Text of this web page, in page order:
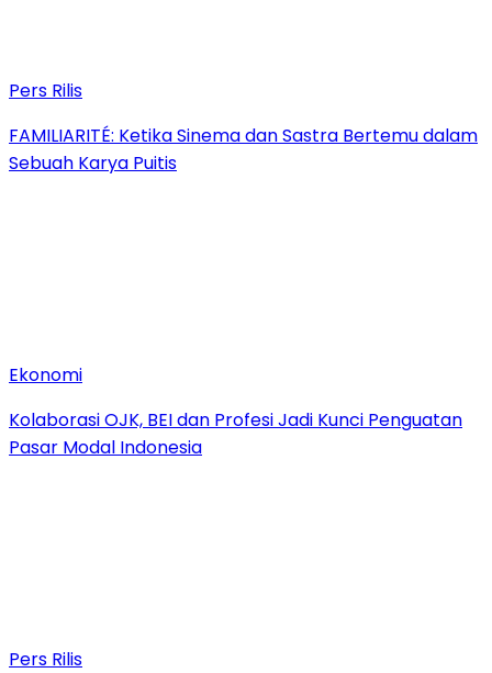
Pers Rilis
FAMILIARITÉ: Ketika Sinema dan Sastra Bertemu dalam
Sebuah Karya Puitis
Ekonomi
Kolaborasi OJK, BEI dan Profesi Jadi Kunci Penguatan
Pasar Modal Indonesia
Pers Rilis